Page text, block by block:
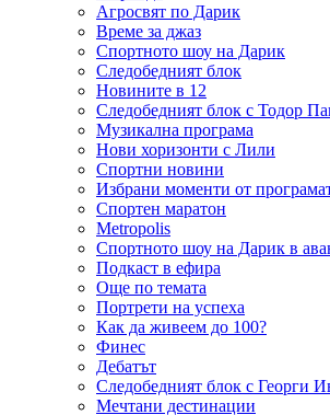
Агросвят по Дарик
Време за джаз
Спортното шоу на Дарик
Следобедният блок
Новините в 12
Следобедният блок с Тодор
Музикална програма
Нови хоризонти с Лили
Спортни новини
Избрани моменти от
Спортен маратон
Metropolis
Спортното шоу на Дарик в
Подкаст в ефира
Още по темата
Портрети на успеха
Как да живеем до 100?
Финес
Дебатът
Следобедният блок с Георги
Мечтани дестинации